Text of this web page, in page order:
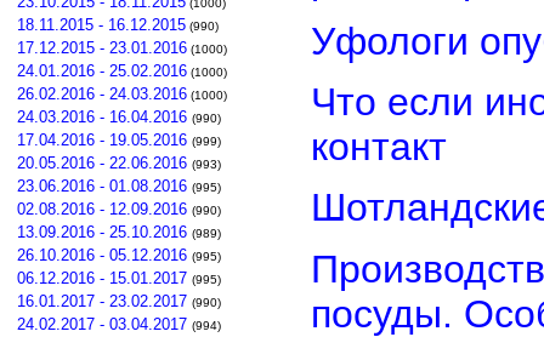
(1000)
18.11.2015 - 16.12.2015 (990)
17.12.2015 - 23.01.2016 (1000)
24.01.2016 - 25.02.2016 (1000)
26.02.2016 - 24.03.2016 (1000)
24.03.2016 - 16.04.2016 (990)
17.04.2016 - 19.05.2016 (999)
20.05.2016 - 22.06.2016 (993)
23.06.2016 - 01.08.2016 (995)
02.08.2016 - 12.09.2016 (990)
13.09.2016 - 25.10.2016 (989)
26.10.2016 - 05.12.2016 (995)
06.12.2016 - 15.01.2017 (995)
16.01.2017 - 23.02.2017 (990)
24.02.2017 - 03.04.2017 (994)
Уфологи
Что если
контакт
посуды.